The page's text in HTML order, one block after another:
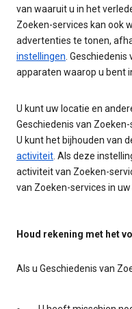
van waaruit u in het
Zoeken-services kan ook
advertenties te tonen,
instellingen. Geschiedenis
apparaten waarop u bent
U kunt uw locatie en
Geschiedenis van
U kunt het bijhouden van
activiteit. Als deze
activiteit van Zoeken-
van Zoeken-services in
Houd rekening met het
Als u Geschiedenis van